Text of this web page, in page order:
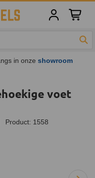
in onzeshowroom
voet
Product: 1558